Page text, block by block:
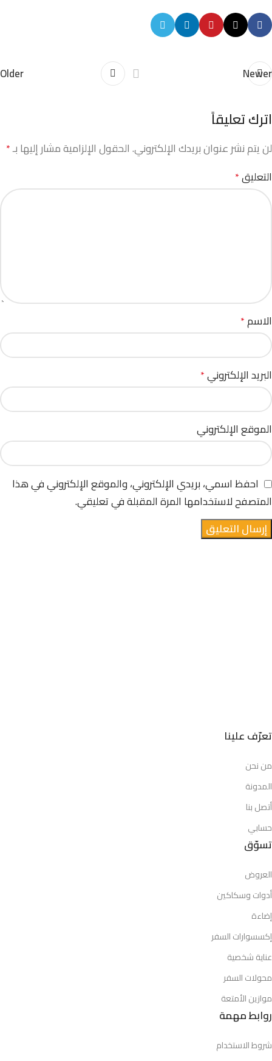
Newer
Older
اترك تعليقاً
لن يتم نشر عنوان بريدك الإلكتروني.الحقول الإلزامية مشار إليها بـ*
التعليق*
الاسم*
البريد الإلكتروني*
الموقع الإلكتروني
احفظ اسمي، بريدي الإلكتروني، والموقع الإلكتروني في هذا
المتصفح لاستخدامها المرة المقبلة في تعليقي.
تعرّف علينا
من نحن
المدونة
أتصل بنا
حسابي
تسوّق
العروض
أدوات وسكاكين
إضاءة
إكسسوارات السفر
عناية شخصية
محولات السفر
موازين الأمتعة
روابط مهمة
شروط الاستخدام